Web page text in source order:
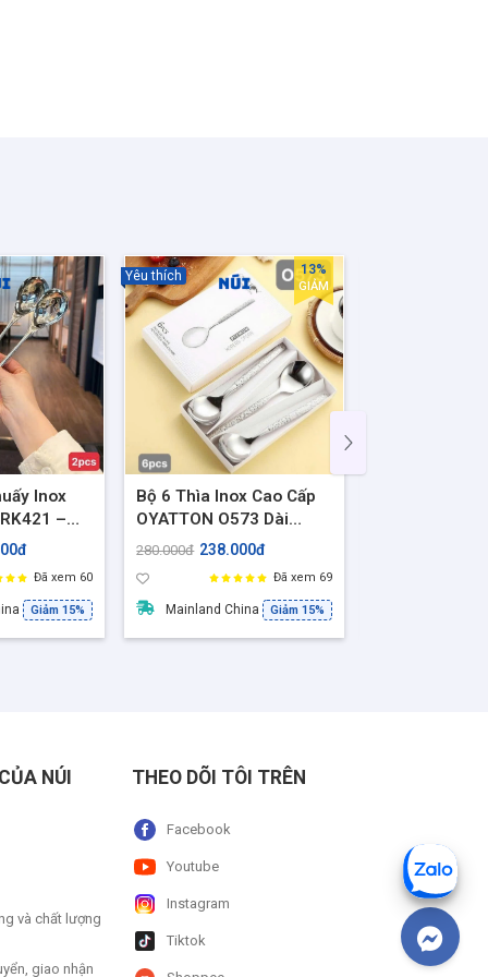
Inox
–
+ 1
Kỉ Tử
Đã xem 60
Giảm 15%
Bộ 6 Thìa Inox Cao Cấp
OYATTON O573 Dài
20cm – Thìa Hoa Văn
AL573P6
280.000đ 238.000đ
Đã xem 69
Mainland China Giảm 15%
Yêu thích 13%
GIẢM
NÚI
và chất lượng
giao nhận
THEO DÕI TÔI TRÊN
Facebook
Youtube
Instagram
Tiktok